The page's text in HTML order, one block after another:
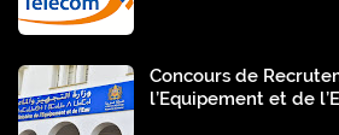
Concours de
l’Equipement et de